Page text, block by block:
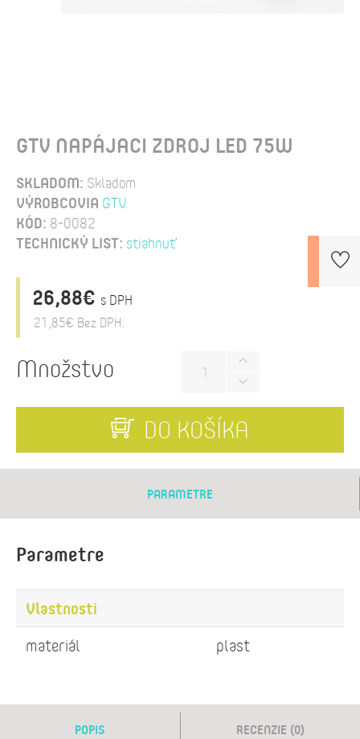
GTV NAPÁJACI ZDROJ LED 75W
SKLADOM: Skladom
VÝROBCOVIA GTV
KÓD: 8-0082
TECHNICKÝ LIST: stiahnuť
26,88€ s DPH
21,85€ Bez DPH:
Množstvo
DO KOŠÍKA
PARAMETRE
Parametre
Vlastnosti
materiál
plast
POPIS RECENZIE (0)